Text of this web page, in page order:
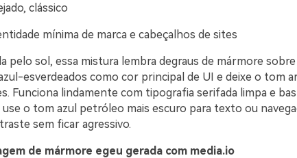
clássico
mínima de marca e cabeçalhos de sites
pelo sol, essa mistura lembra degraus de mármore
esverdeados como cor principal de UI e deixe o tom
Funciona lindamente com tipografia serifada limpa e
use o tom azul petróleo mais escuro para texto ou
sem ficar agressivo.
de mármore egeu gerada com media.io